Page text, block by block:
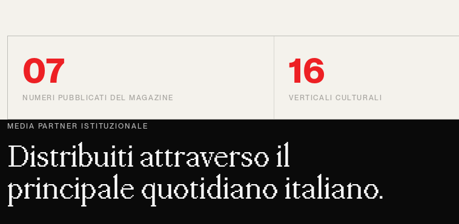
07
NUMERI PUBBLICATI DEL MAGAZINE
16
VERTICALI CULTURALI
MEDIA PARTNER ISTITUZIONALE
Distribuiti attraverso il
principale quotidiano italiano.